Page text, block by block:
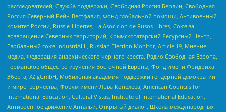
расследователей, Служба поддержки, Свободная Россия Берлин, Свободная
Россия Северный Рейн-Вестфалия, Фонд глобальной помощи, Антивоенный
комитет России, Russie-Libertes, La Asocicion de Rusos Libres, Союз за
возвращение Северных территорий, Крымскотатарский Ресурсный Центр,
Глобальный союз IndustriALL, Russian Election Monitor, Article 19, Мнение
медиа, Федерация анархического черного креста, Радио Свободная Европа,
Германское общество изучения Восточной Европы, Фонд имени Фридриха
Эберта, XZ gGmbH, Мобильная академия поддержки гендерной демократии
и миротворчества, Форум имени Льва Копелева, American Councils for
International Education, Cultural Vistas, Institute of International Education,
Антивоенное движение Антальи, Открытый диалог, Школа международных